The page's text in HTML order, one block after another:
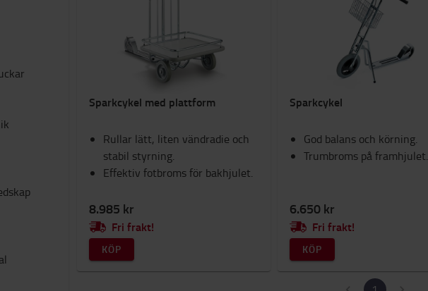
Sparkcykel med plattform
Rullar lätt, liten vändradie och
stabil styrning.
Effektiv fotbroms för bakhjulet.
8.985 kr
Fri frakt!
KÖP
Sparkcykel
God balans och körning.
Trumbroms på framhjulet.
6.650 kr
Fri frakt!
KÖP